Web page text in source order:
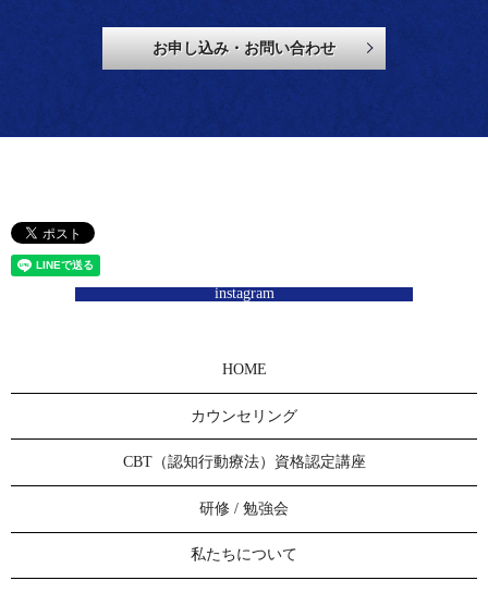
お申し込み・お問い合わせ
instagram
HOME
カウンセリング
CBT（認知行動療法）資格認定講座
研修 / 勉強会
私たちについて